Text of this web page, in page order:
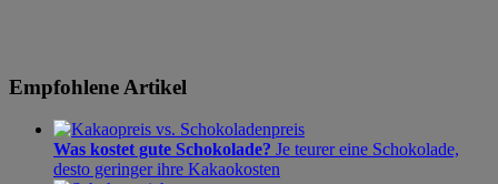
Empfohlene Artikel
Was kostet gute Schokolade? Je teurer eine Schokolade,
desto geringer ihre Kakaokosten